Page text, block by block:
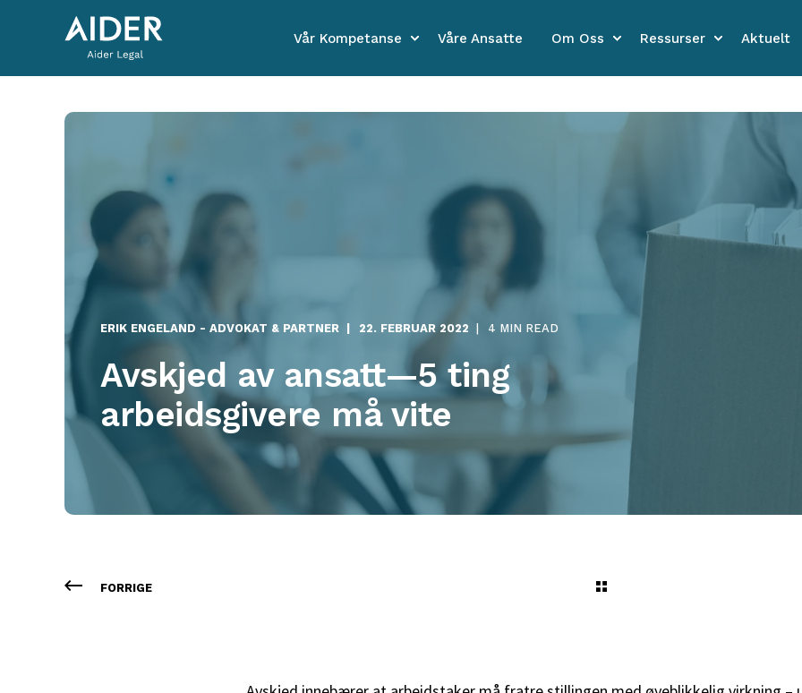
Vår Kompetanse Våre Ansatte Om Oss Ressurser Aktuelt
ERIK ENGELAND - ADVOKAT & PARTNER 22. FEBRUAR 2022 4 MIN READ
Avskjed av ansatt—5 ting
arbeidsgivere må vite
FORRIGE